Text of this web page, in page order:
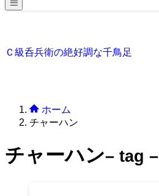
Ｃ級呑兵衛の絶好調な千鳥足
ホーム
チャーハン
チャーハン– tag –